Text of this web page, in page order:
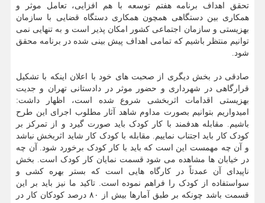
تحقق اهداف برنامه هفتم توسعه با هم افزایی، تعامل موثر و
همکاری بین دستگاهی همچون همکاری دستگاه قضایی با سازمان
بهزیستی و سازمان اجتماعی کشور امکان پذیر است و به تنهایی نمی
توانیم منتظر باشیم که تمامی اهداف پیش بینی شده در برنامه محقق
شود.
صادقی در بخش دیگری از صحبت های خود با اعلان اینکه با تشکیل
قرارگاهی در شهرداری و حضور موثر در دادستانی تهران و جدیت
بهزیستی اقدامات اثربخشی شروع شده است، اظهار داشت:
امیدواریم بتوانیم بصورت مداوم شاهد آثار مطلوب اجرای این طرح
باشیم. مقابله هدفمند با کار کودک باید صورت گیرد و از تمرکز بر
کودک کار باید اجتناب نماییم. مقابله با کودک کار شاید اثربخش نباشد
و آن چه مهمست این است که باید با کار کودک برخورد شود. آن چه
در خیابان ها مشاهده می شود قسمت نمایان کار کودک است. بخش
ناپیدای آن عمدتاً در کارگاه هایی است که بستر بهره کشی و
سواستفاده از کودک را فراهم نموده است. تاکید ما نیز باید بر این
قسمت باشد چونکه بر طبق آمارها بیش از ۸۰ درصد کودکان کار در